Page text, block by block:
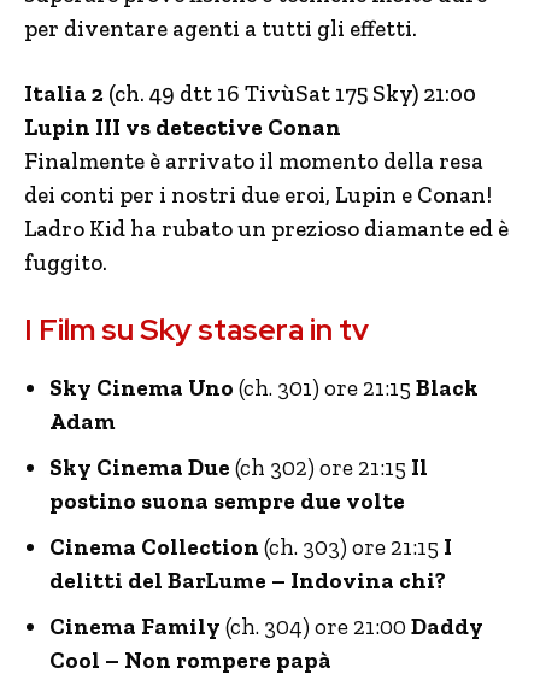
per diventare agenti a tutti gli effetti.
Italia 2 (ch. 49 dtt 16 TivùSat 175 Sky) 21:00
Lupin III vs detective Conan
Finalmente è arrivato il momento della resa
dei conti per i nostri due eroi, Lupin e Conan!
Ladro Kid ha rubato un prezioso diamante ed è
fuggito.
I Film su Sky stasera in tv
Sky Cinema Uno (ch. 301) ore 21:15 Black
Adam
Sky Cinema Due (ch 302) ore 21:15 Il
postino suona sempre due volte
Cinema Collection (ch. 303) ore 21:15 I
delitti del BarLume – Indovina chi?
Cinema Family (ch. 304) ore 21:00 Daddy
Cool – Non rompere papà